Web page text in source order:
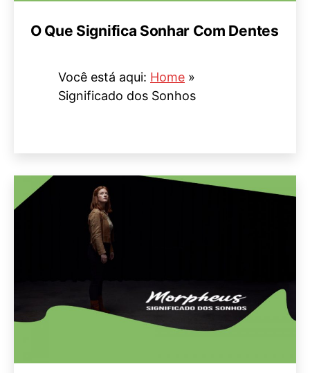
O Que Significa Sonhar Com Dentes
Você está aqui: Home »
Significado dos Sonhos